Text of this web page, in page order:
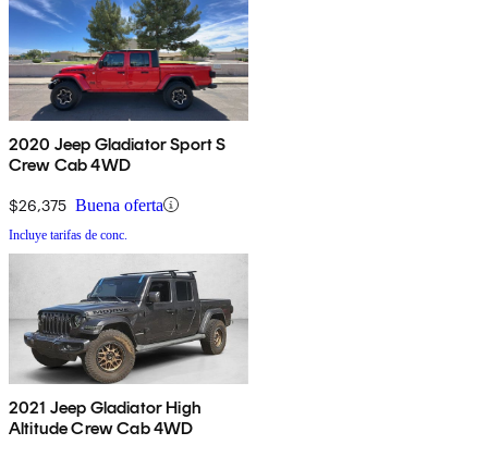
2020 Jeep Gladiator Sport S
Crew Cab 4WD
$26,375 Buena oferta
Incluye tarifas de conc.
2021 Jeep Gladiator High
Altitude Crew Cab 4WD